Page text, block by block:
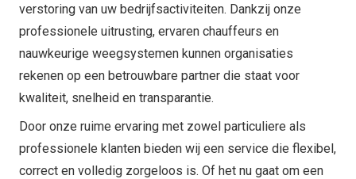
verstoring van uw bedrijfsactiviteiten. Dankzij onze
professionele uitrusting, ervaren chauffeurs en
nauwkeurige weegsystemen kunnen organisaties
rekenen op een betrouwbare partner die staat voor
kwaliteit, snelheid en transparantie.
Door onze ruime ervaring met zowel particuliere als
professionele klanten bieden wij een service die flexibel,
correct en volledig zorgeloos is. Of het nu gaat om een